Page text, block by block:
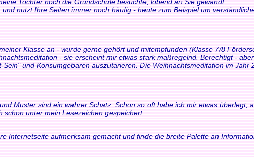
nutzt Ihre Seiten immer noch häufig - heute zum Beispiel um
Klasse an - wurde gerne gehört und mitempfunden (Klasse 7/8
- sie erscheint mir etwas stark maßregelnd. Berechtigt -
und Konsumgebaren auszutarieren. Die Weihnachtsmeditation im
Muster sind ein wahrer Schatz. Schon so oft habe ich mir etwas
schon unter mein Lesezeichen gespeichert.
Internetseite aufmerksam gemacht und finde die breite Palette an